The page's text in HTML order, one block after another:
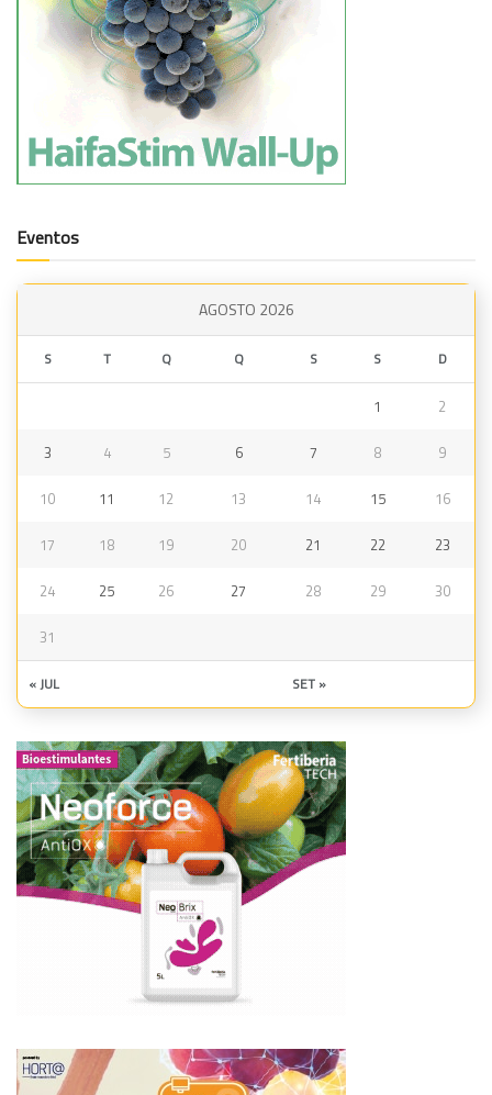
Eventos
AGOSTO 2026
S T Q Q S S D
1 2
3 4 5 6 7 8 9
10 11 12 13 14 15 16
17 18 19 20 21 22 23
24 25 26 27 28 29 30
31
« JUL SET »